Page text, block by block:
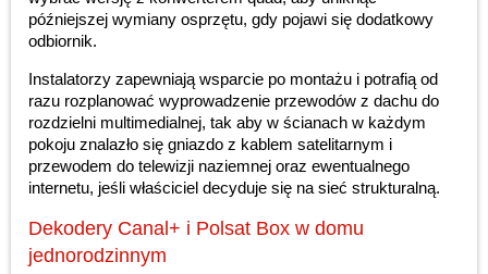
późniejszej wymiany osprzętu, gdy pojawi się dodatkowy
odbiornik.
Instalatorzy zapewniają wsparcie po montażu i potrafią od
razu rozplanować wyprowadzenie przewodów z dachu do
rozdzielni multimedialnej, tak aby w ścianach w każdym
pokoju znalazło się gniazdo z kablem satelitarnym i
przewodem do telewizji naziemnej oraz ewentualnego
internetu, jeśli właściciel decyduje się na sieć strukturalną.
Dekodery Canal+ i Polsat Box w domu
jednorodzinnym